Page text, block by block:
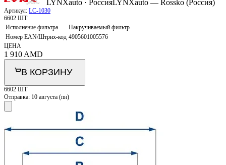
LYNXauto · РоссияLYNXauto — Rossko (Россия)
Артикул: LC-1030
6602 ШТ
Исполнение фильтра
Накручиваемый фильтр
Номер EAN/Штрих-код 4905601005576
ЦЕНА
1 910 AMD
В КОРЗИНУ
6602 ШТ
Отправка: 10 августа (пн)